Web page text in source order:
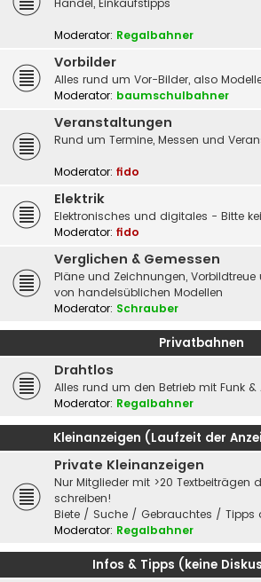
Handel, Einkaufstipps
Moderator: Regalbahner
Vorbilder
Alles rund um Vor-Bilder, also
Moderator: baumschulbahner
Veranstaltungen
Rund um Termine, Messen und
Moderator: fido
Elektrik
Elektronisches und digitales - Bitte
Moderator: fido
Verglichen & Gemessen
Pläne und Zeichnungen,
von handelsüblichen Modellen
Moderator: Schrauber
Privatbahnen
Drahtlos
Alles rund um den Betrieb mit Funk &
Moderator: Regalbahner
Kleinanzeigen (Laufzeit der
Private Kleinanzeigen
Nur Mitglieder mit >20 Textbeiträgen
schreiben!
Biete / Suche / Gebrauchtes / Tipps
Moderator: Regalbahner
Infos & Tipps (keine